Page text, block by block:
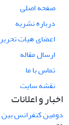
صفحه اصلی
درباره نشریه
اعضای هیات
ارسال مقاله
تماس با ما
نقشه سایت
اخبار و اعلانات
دومین کنفرانس بین